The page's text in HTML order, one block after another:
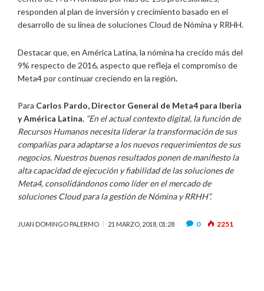
responden al plan de inversión y crecimiento basado en el
desarrollo de su línea de soluciones Cloud de Nómina y RRHH.
Destacar que, en América Latina, la nómina ha crecido más del
9% respecto de 2016, aspecto que refleja el compromiso de
Meta4 por continuar creciendo en la región.
Para Carlos Pardo, Director General de Meta4 para Iberia
y América Latina, “En el actual contexto digital, la función de
Recursos Humanos necesita liderar la transformación de sus
compañías para adaptarse a los nuevos requerimientos de sus
negocios. Nuestros buenos resultados ponen de manifiesto la
alta capacidad de ejecución y fiabilidad de las soluciones de
Meta4, consolidándonos como líder en el mercado de
soluciones Cloud para la gestión de Nómina y RRHH”.
JUAN DOMINGO PALERMO 21 MARZO, 2018, 01:28 0 2251